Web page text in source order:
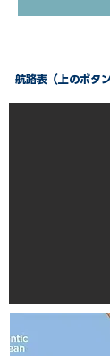
航路表（上のボタ